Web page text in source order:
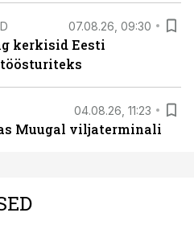
07.08.26, 09:30
kerkisid Eesti
04.08.26, 11:23
Muugal viljaterminali